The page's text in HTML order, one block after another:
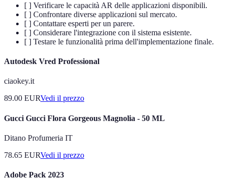
[ ] Verificare le capacità AR delle applicazioni disponibili.
[ ] Confrontare diverse applicazioni sul mercato.
[ ] Contattare esperti per un parere.
[ ] Considerare l'integrazione con il sistema esistente.
[ ] Testare le funzionalità prima dell'implementazione finale.
Autodesk Vred Professional
ciaokey.it
89.00 EURVedi il prezzo
Gucci Gucci Flora Gorgeous Magnolia - 50 ML
Ditano Profumeria IT
78.65 EURVedi il prezzo
Adobe Pack 2023